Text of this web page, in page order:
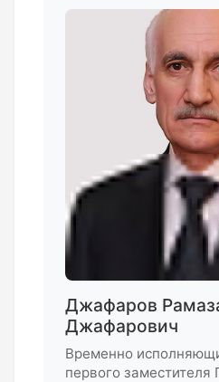
Джафаров
Джафарович
Временно
первого заместителя